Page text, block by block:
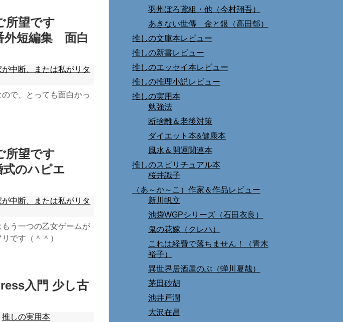
所望です
外短編集 面白
が中断、または私がリタ
で、とっても面白かっ
所望です
のハピエ
が中断、または私がリタ
う一つの乙女ゲームが
です（＾＾）
入門 少し古
推しの実用本
羽州ぼろ鳶組・他（今村翔吾）
あきない世傳 金と銀（高田郁）
推しの文庫本レビュー
推しの新書レビュー
推しのエッセイ本レビュー
推しの推理小説レビュー
推しの実用本
勉強法
断捨離＆老後対策
ダイエット本&健康本
風水＆開運関連本
推しのスピリチュアル本
桜井識子
（あ～か～こ）作家＆作品レビュー
新川帆立
池袋WGPシリーズ（石田衣良）
鬼の花嫁（クレハ）
これは経費で落ちません！（青木
裕子）
異世界居酒屋のぶ（蝉川夏哉）
茅田砂胡
池井戸潤
大沢在昌